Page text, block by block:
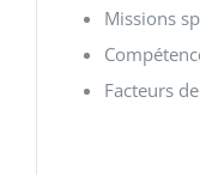
Missions
Facteurs